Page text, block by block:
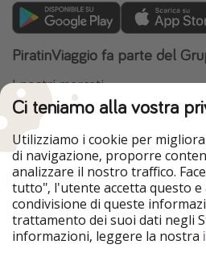
PiratinViaggio fa parte del
I nostri mercati
HolidayPirates
WakacyjniPiraci
Ferienpiraten
Urlaubspiraten
TravelPirates
Il nostro gruppo
HolidayPirates Group
Ci teniamo alla vostra
Utilizziamo i cookie per
di navigazione, proporre
analizzare il nostro traffico.
tutto", l'utente accetta questo e
condivisione di queste
trattamento dei suoi dati negli
informazioni, leggere la nostra